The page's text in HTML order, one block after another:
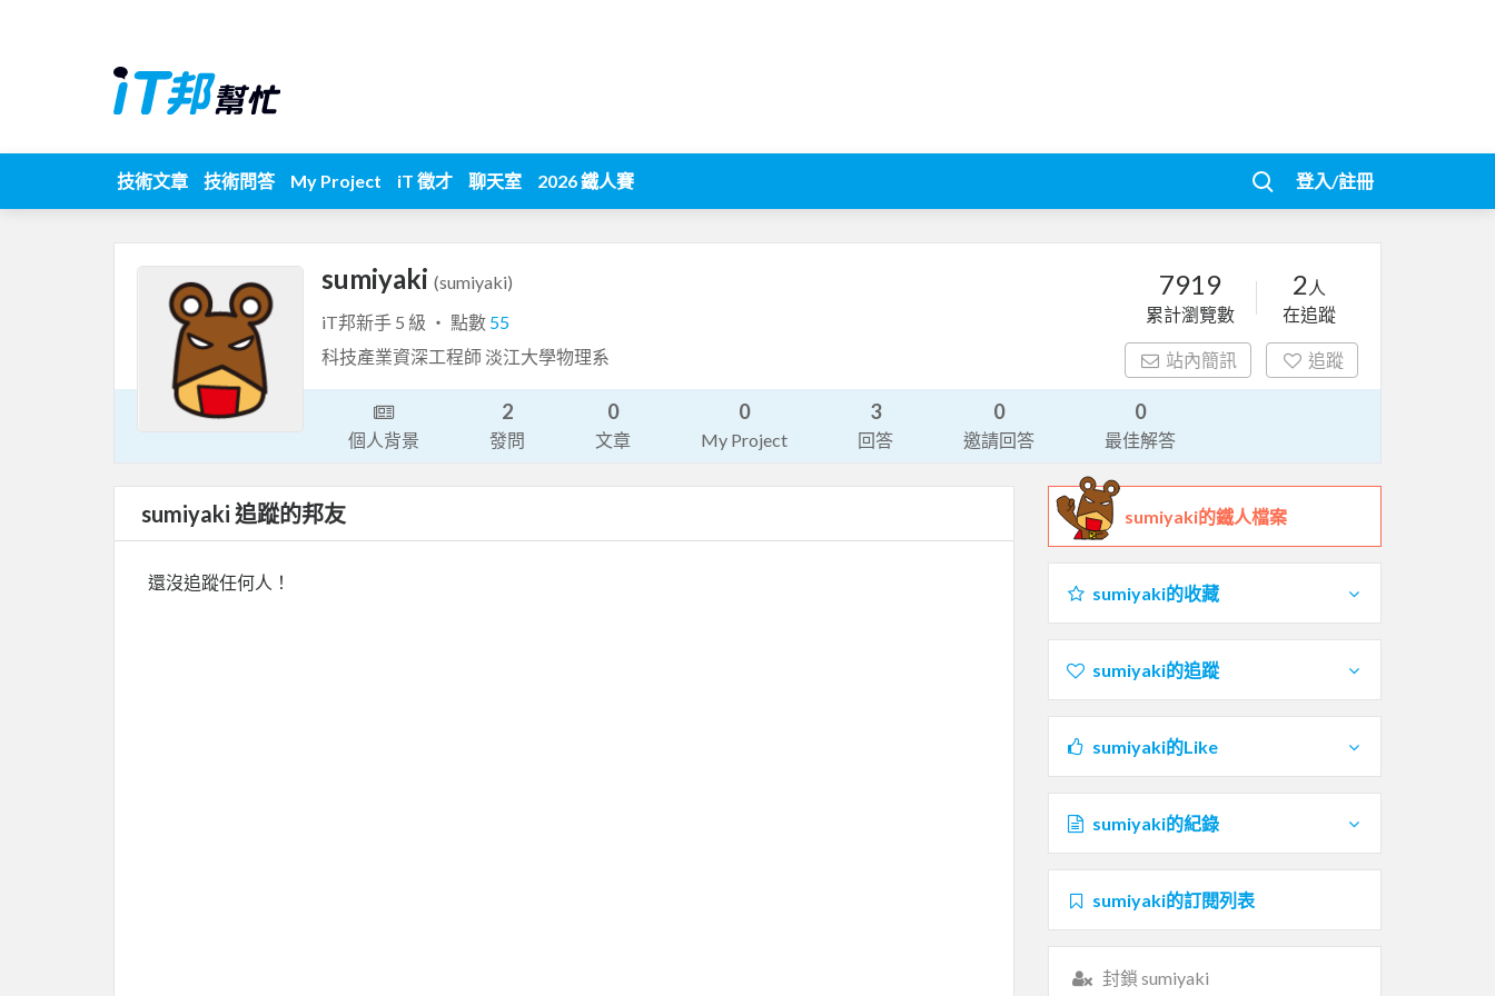
技術文章 技術問答 My Project iT 徵才 聊天室 2026 鐵人賽 登入/註冊
sumiyaki (sumiyaki)
iT邦新手 5 級 ‧ 點數 55
科技產業資深工程師 淡江大學物理系
7919
累計瀏覽數
2 人
在追蹤
站內簡訊 追蹤
個人背景
2
發問
0
文章
0
My Project
3
回答
0
邀請回答
0
最佳解答
sumiyaki 追蹤的邦友
還沒追蹤任何人！
sumiyaki的鐵人檔案
sumiyaki的收藏
sumiyaki的追蹤
sumiyaki的Like
sumiyaki的紀錄
sumiyaki的訂閱列表
封鎖 sumiyaki